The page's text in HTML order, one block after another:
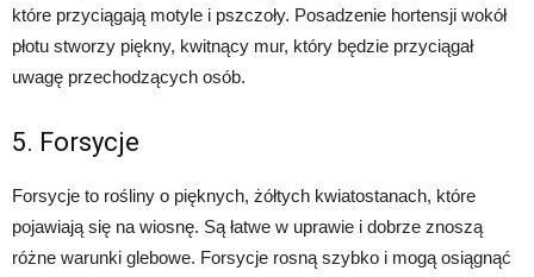
które przyciągają motyle i pszczoły. Posadzenie hortensji wokół
płotu stworzy piękny, kwitnący mur, który będzie przyciągał
uwagę przechodzących osób.
5. Forsycje
Forsycje to rośliny o pięknych, żółtych kwiatostanach, które
pojawiają się na wiosnę. Są łatwe w uprawie i dobrze znoszą
różne warunki glebowe. Forsycje rosną szybko i mogą osiągnąć